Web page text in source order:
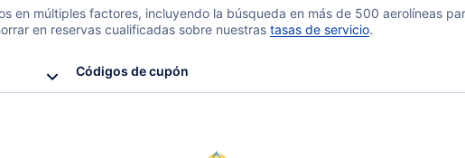
en múltiples factores, incluyendo la búsqueda en más de 500 aerolíneas
en reservas cualificadas sobre nuestras tasas de servicio.
Códigos de cupón